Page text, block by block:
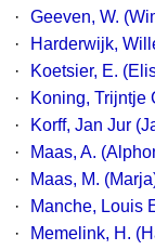
·
Geeven, W.
·
Harderwijk,
·
Koetsier, E.
·
Koning, Trijntje
·
Korff, Jan Jur
·
Maas, A.
·
Maas, M.
·
Manche, Louis
·
Memelink, H.